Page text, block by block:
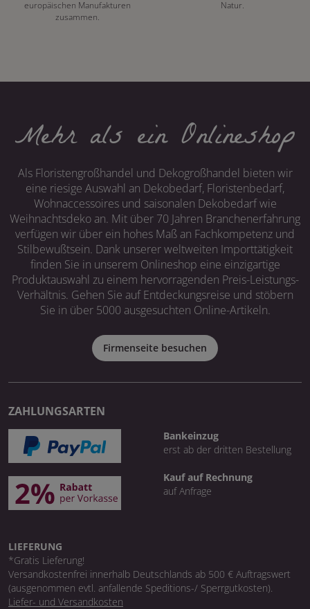
europäischen Manufakturen
zusammen.
Natur.
Mehr als ein Onlineshop
Als Floristengroßhandel und Dekogroßhandel bieten wir
eine riesige Auswahl an Dekobedarf, Floristenbedarf,
Wohnaccessoires und saisonalen Dekobedarf wie
Weihnachtsdeko an. Mit über 70 Jahren Branchenerfahrung
verfügen wir über ein hohes Maß an Fachkompetenz und
Stilbewußtsein. Dank unserer weltweiten Importtätigkeit
finden Sie in unserem Onlineshop eine einzigartige
Produktauswahl zu einem hervorragenden Preis-Leistungs-
Verhältnis. Gehen Sie auf Entdeckungsreise und stöbern
Sie in über 5000 ausgesuchten Online-Artikeln.
Firmenseite besuchen
ZAHLUNGSARTEN
Bankeinzug
erst ab der dritten Bestellung
Kauf auf Rechnung
auf Anfrage
LIEFERUNG
*Gratis Lieferung!
Versandkostenfrei innerhalb Deutschlands ab 500 € Auftragswert
(ausgenommen evtl. anfallende Speditions-/ Sperrgutkosten).
Liefer- und Versandkosten